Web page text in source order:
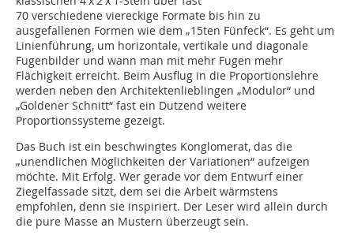
70 verschiedene viereckige Formate bis hin zu
ausgefallenen Formen wie dem „15ten Fünfeck“. Es geht um
Linienführung, um horizontale, vertikale und diagonale
Fugenbilder und wann man mit mehr Fugen mehr
Flächigkeit erreicht. Beim Ausflug in die Proportionslehre
werden neben den Architektenlieblingen „Modulor“ und
„Goldener Schnitt“ fast ein Dutzend weitere
Proportionssysteme gezeigt.
Das Buch ist ein beschwingtes Konglomerat, das die
„unendlichen Möglichkeiten der Variationen“ aufzeigen
möchte. Mit Erfolg. Wer gerade vor dem Entwurf einer
Ziegelfassade sitzt, dem sei die Arbeit wärmstens
empfohlen, denn sie inspiriert. Der Leser wird allein durch
die pure Masse an Mustern überzeugt sein.